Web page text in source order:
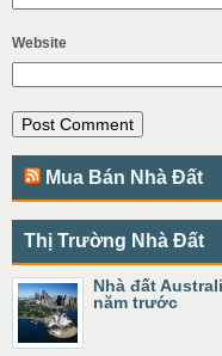
Website
Mua Bán Nhà Đất
Thị Trường Nhà Đất
Nhà đất
năm trước